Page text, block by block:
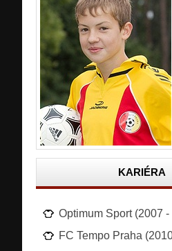
KARIÉRA
Optimum Sport (2007 -
FC Tempo Praha